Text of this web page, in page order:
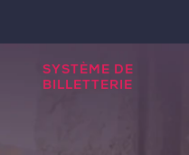
SYSTÈME DE
BILLETTERIE